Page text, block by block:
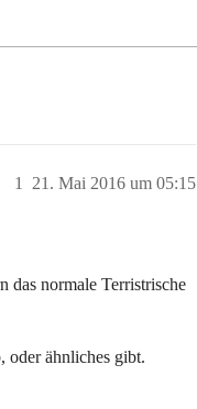
21. Mai 2016 um 05:15
1
das normale Terristrische
oder ähnliches gibt.